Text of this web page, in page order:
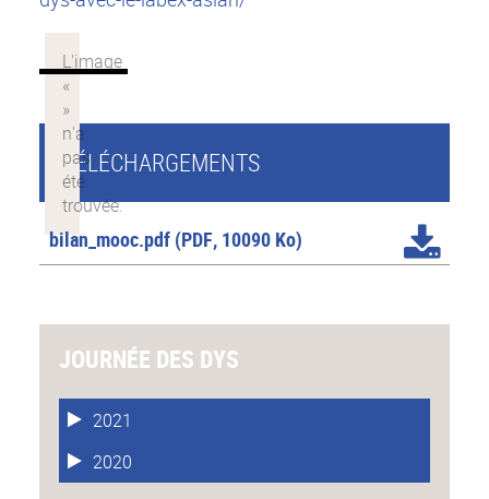
TÉLÉCHARGEMENTS
bilan_mooc.pdf (PDF, 10090 Ko)
JOURNÉE DES DYS
2021
2020